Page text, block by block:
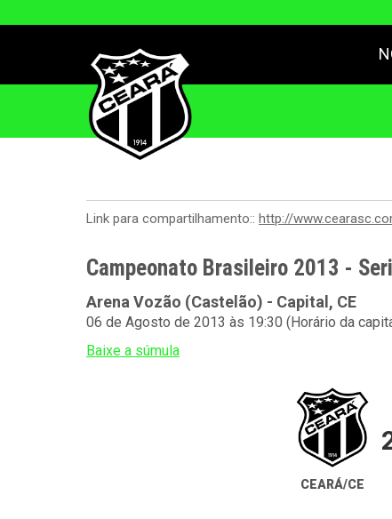
Link para compartilhamento:: http://
Campeonato Brasileiro 2013 -
Arena Vozão (Castelão) - Capital, CE
06 de Agosto de 2013 às 19:30 (Horário da
Baixe a súmula
CEARÁ/CE